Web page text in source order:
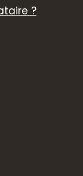
?